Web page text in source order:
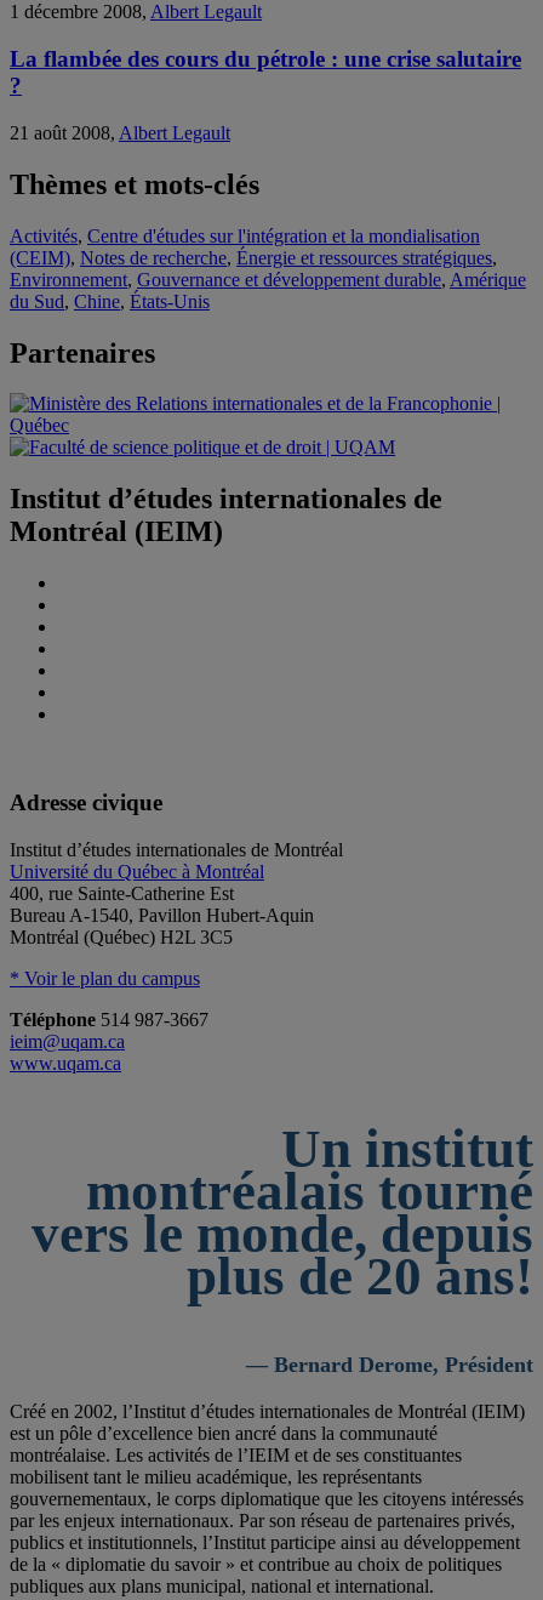
1 décembre 2008, Albert Legault
La flambée des cours du pétrole : une crise salutaire
?
21 août 2008, Albert Legault
Thèmes et mots-clés
Activités, Centre d'études sur l'intégration et la mondialisation
(CEIM), Notes de recherche, Énergie et ressources stratégiques,
Environnement, Gouvernance et développement durable, Amérique
du Sud, Chine, États-Unis
Partenaires
Institut d’études internationales de
Montréal (IEIM)
Adresse civique
Institut d’études internationales de Montréal
Université du Québec à Montréal
400, rue Sainte-Catherine Est
Bureau A-1540, Pavillon Hubert-Aquin
Montréal (Québec) H2L 3C5
* Voir le plan du campus
Téléphone 514 987-3667
ieim@uqam.ca
www.uqam.ca
Un institut
montréalais tourné
vers le monde, depuis
plus de 20 ans!
— Bernard Derome, Président
Créé en 2002, l’Institut d’études internationales de Montréal (IEIM)
est un pôle d’excellence bien ancré dans la communauté
montréalaise. Les activités de l’IEIM et de ses constituantes
mobilisent tant le milieu académique, les représentants
gouvernementaux, le corps diplomatique que les citoyens intéressés
par les enjeux internationaux. Par son réseau de partenaires privés,
publics et institutionnels, l’Institut participe ainsi au développement
de la « diplomatie du savoir » et contribue au choix de politiques
publiques aux plans municipal, national et international.